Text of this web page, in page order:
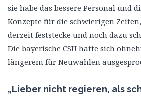
sie habe das bessere Personal und
Konzepte für die schwierigen
derzeit feststecke und noch dazu
Die bayerische CSU hatte sich
längerem für Neuwahlen
„Lieber nicht regieren, als